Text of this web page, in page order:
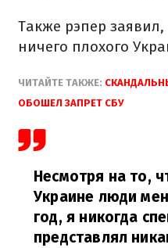
Также рэпер
ничего плохого
ЧИТАЙТЕ ТАКЖЕ:
ОБОШЕЛ ЗАПРЕТ СБУ
Несмотря на то,
Украине люди
год, я никогда
представлял